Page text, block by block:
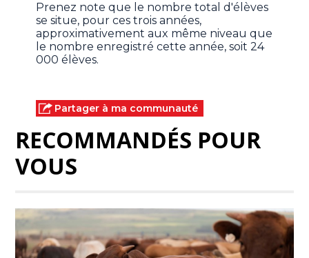
Prenez note que le nombre total d'élèves
se situe, pour ces trois années,
approximativement aux même niveau que
le nombre enregistré cette année, soit 24
000 élèves.
Partager à ma communauté
RECOMMANDÉS POUR
VOUS